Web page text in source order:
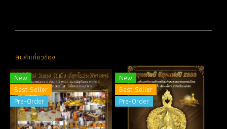
สินค้าเกี่ยวข้อง
New
Best Seller
Pre-Order
New
Best Seller
Pre-Order